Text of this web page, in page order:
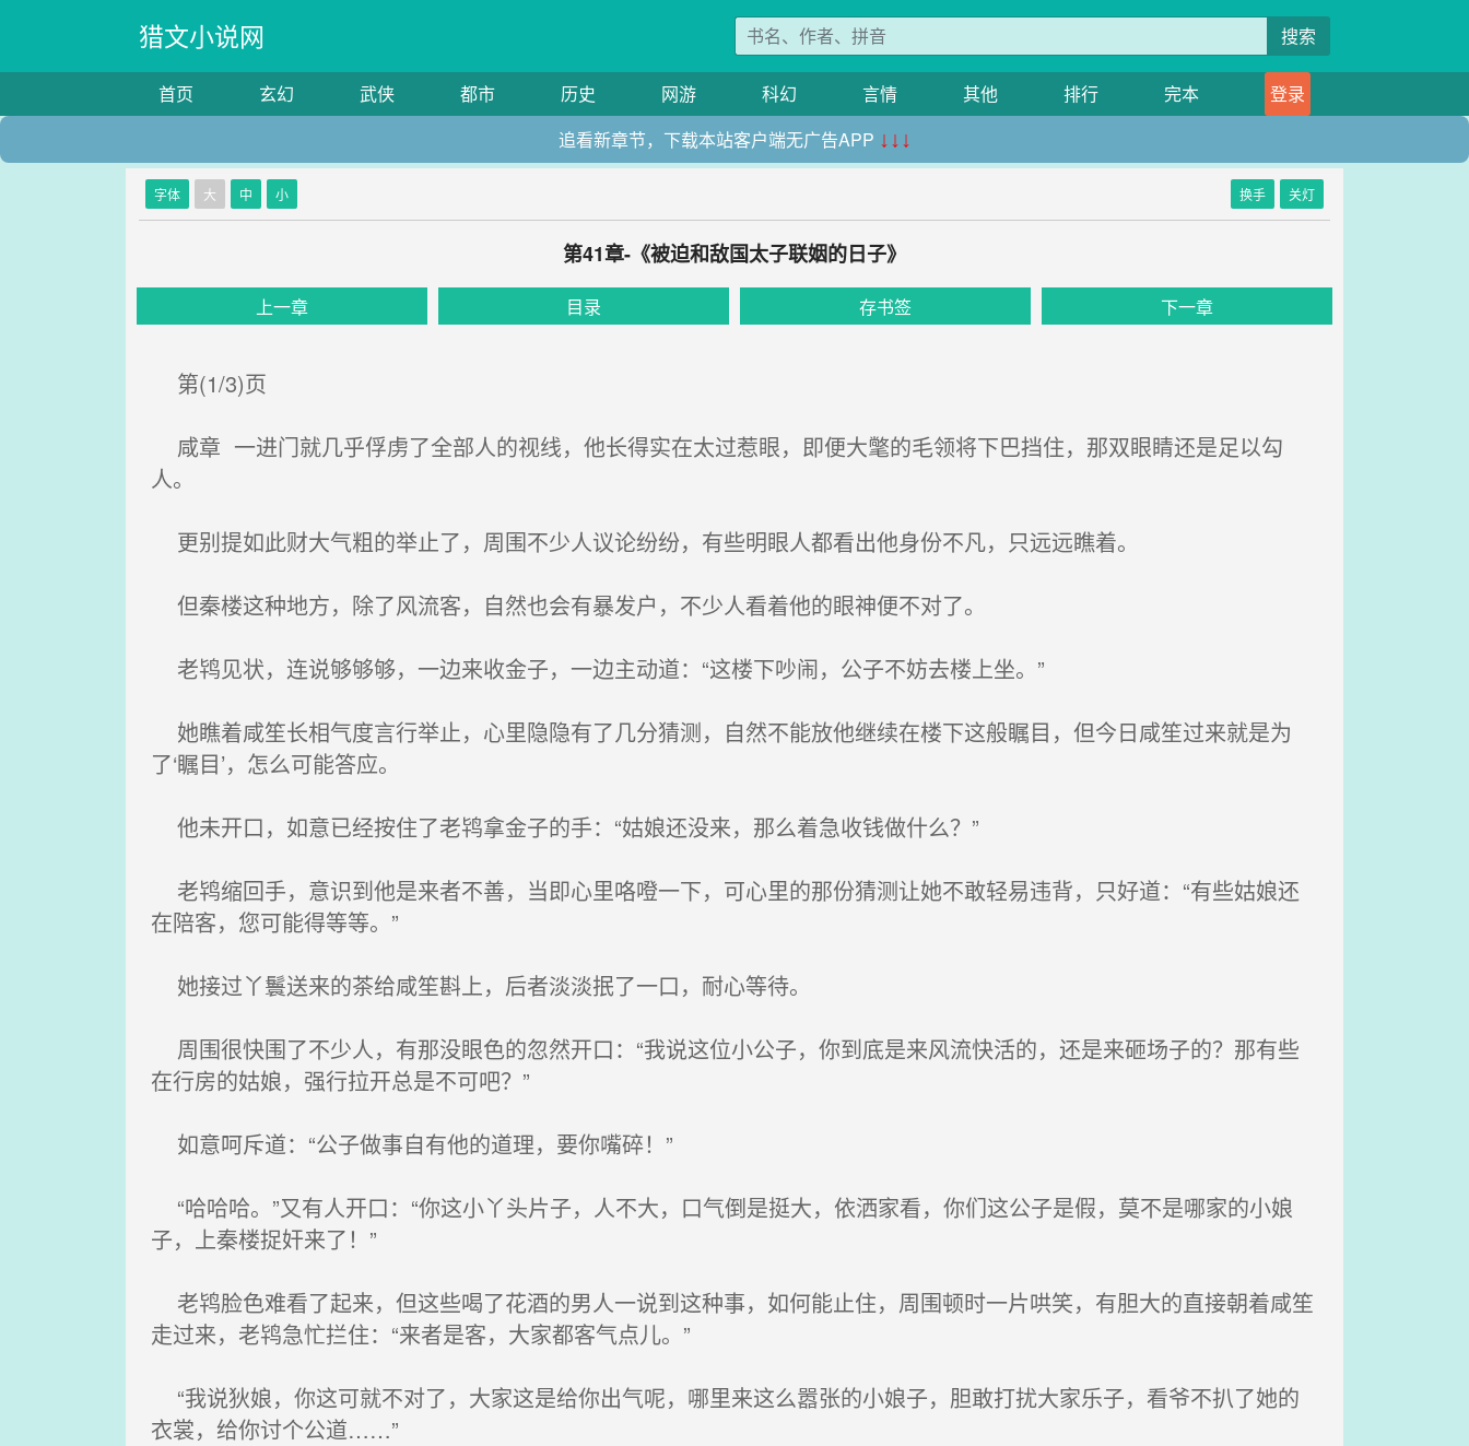
猎文小说网 搜索
首页 玄幻 武侠 都市 历史 网游 科幻 言情 其他 排行 完本
登录
追看新章节，下载本站客户端无广告APP ↓↓↓
字体 大 中 小 换手 关灯
第41章-《被迫和敌国太子联姻的日子》
上一章 目录 存书签 下一章
第(1/3)页
咸章 一进门就几乎俘虏了全部人的视线，他长得实在太过惹眼，即便大氅的毛领将下巴挡住，那双眼睛还是足以勾
人。
更别提如此财大气粗的举止了，周围不少人议论纷纷，有些明眼人都看出他身份不凡，只远远瞧着。
但秦楼这种地方，除了风流客，自然也会有暴发户，不少人看着他的眼神便不对了。
老鸨见状，连说够够够，一边来收金子，一边主动道：“这楼下吵闹，公子不妨去楼上坐。”
她瞧着咸笙长相气度言行举止，心里隐隐有了几分猜测，自然不能放他继续在楼下这般瞩目，但今日咸笙过来就是为
了‘瞩目’，怎么可能答应。
他未开口，如意已经按住了老鸨拿金子的手：“姑娘还没来，那么着急收钱做什么？”
老鸨缩回手，意识到他是来者不善，当即心里咯噔一下，可心里的那份猜测让她不敢轻易违背，只好道：“有些姑娘还
在陪客，您可能得等等。”
她接过丫鬟送来的茶给咸笙斟上，后者淡淡抿了一口，耐心等待。
周围很快围了不少人，有那没眼色的忽然开口：“我说这位小公子，你到底是来风流快活的，还是来砸场子的？那有些
在行房的姑娘，强行拉开总是不可吧？”
如意呵斥道：“公子做事自有他的道理，要你嘴碎！”
“哈哈哈。”又有人开口：“你这小丫头片子，人不大，口气倒是挺大，依洒家看，你们这公子是假，莫不是哪家的小娘
子，上秦楼捉奸来了！”
老鸨脸色难看了起来，但这些喝了花酒的男人一说到这种事，如何能止住，周围顿时一片哄笑，有胆大的直接朝着咸笙
走过来，老鸨急忙拦住：“来者是客，大家都客气点儿。”
“我说狄娘，你这可就不对了，大家这是给你出气呢，哪里来这么嚣张的小娘子，胆敢打扰大家乐子，看爷不扒了她的
衣裳，给你讨个公道……”